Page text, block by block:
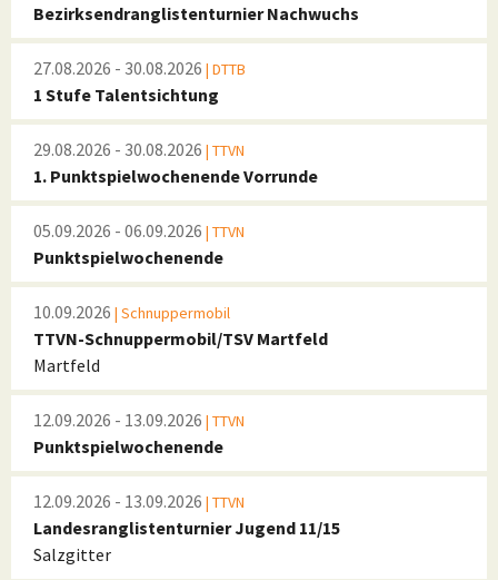
Bezirksendranglistenturnier Nachwuchs
27.08.2026 - 30.08.2026 | DTTB
1 Stufe Talentsichtung
29.08.2026 - 30.08.2026 | TTVN
1. Punktspielwochenende Vorrunde
05.09.2026 - 06.09.2026 | TTVN
Punktspielwochenende
10.09.2026 | Schnuppermobil
TTVN-Schnuppermobil/TSV Martfeld
Martfeld
12.09.2026 - 13.09.2026 | TTVN
Punktspielwochenende
12.09.2026 - 13.09.2026 | TTVN
Landesranglistenturnier Jugend 11/15
Salzgitter